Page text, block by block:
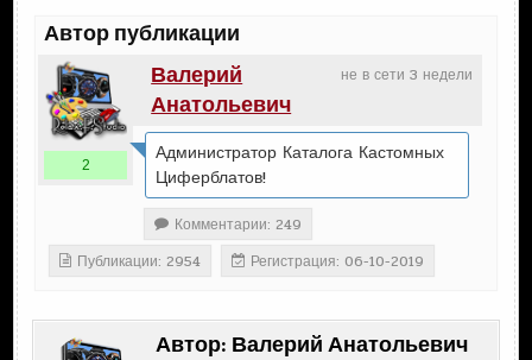
Автор публикации
не в сети 3 недели
Валерий
Анатольевич
2
Администратор Каталога Кастомных
Циферблатов!
Комментарии: 249
Публикации: 2954
Регистрация: 06-10-2019
Автор: Валерий Анатольевич